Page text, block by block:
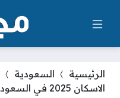
الرئيسية السعودية
الاسكان 2025 في السعودية